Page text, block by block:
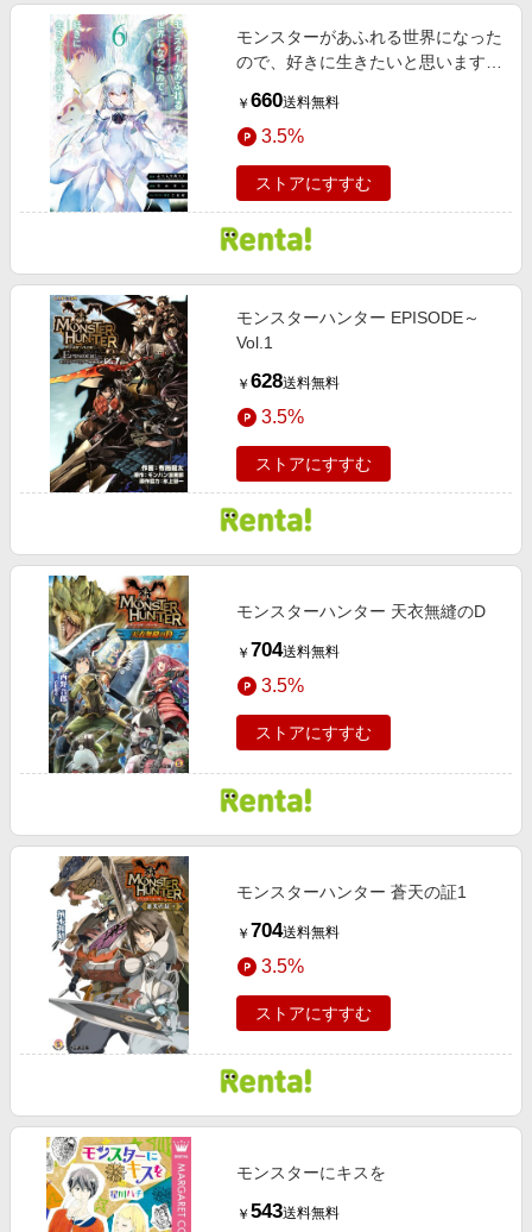
モンスターがあふれる世界になった
ので、好きに生きたいと思います 6
￥ 660送料無料
3.5%
ストアにすすむ
モンスターハンター EPISODE～
Vol.1
￥ 628送料無料
3.5%
ストアにすすむ
モンスターハンター 天衣無縫のD
￥ 704送料無料
3.5%
ストアにすすむ
モンスターハンター 蒼天の証1
￥ 704送料無料
3.5%
ストアにすすむ
モンスターにキスを
￥ 543送料無料